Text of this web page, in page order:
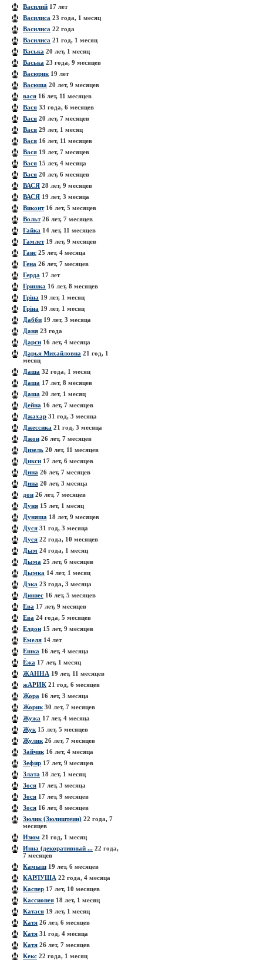
Василий 17 лет
Василиса 23 года, 1 месяц
Василиса 22 года
Василиса 21 год, 1 месяц
Васька 20 лет, 1 месяц
Васька 23 года, 9 месяцев
Васюрик 19 лет
Васюша 20 лет, 9 месяцев
вася 16 лет, 11 месяцев
Вася 33 года, 6 месяцев
Вася 20 лет, 7 месяцев
Вася 29 лет, 1 месяц
Вася 16 лет, 11 месяцев
Вася 19 лет, 7 месяцев
Вася 15 лет, 4 месяца
Вася 20 лет, 6 месяцев
ВАСЯ 28 лет, 9 месяцев
ВАСЯ 19 лет, 3 месяца
Виконт16 лет, 5 месяцев
Вольт26 лет, 7 месяцев
Гайка 14 лет, 11 месяцев
Гамлет19 лет, 9 месяцев
Ганс 25 лет, 4 месяца
Гена 26 лет, 7 месяцев
Герда 17 лет
Гришка 16 лет, 8 месяцев
Гріна 19 лет, 1 месяц
Гріна 19 лет, 1 месяц
Дабби 19 лет, 3 месяца
Даня 23 года
Дарси 16 лет, 4 месяца
Дарья Михайловна 21 год, 1
месяц
Даша 32 года, 1 месяц
Даша 17 лет, 8 месяцев
Даша 20 лет, 1 месяц
Дейна 16 лет, 7 месяцев
Джахар 31 год, 3 месяца
Джессика 21 год, 3 месяца
Джон 26 лет, 7 месяцев
Дизель 20 лет, 11 месяцев
Дикси 17 лет, 6 месяцев
Дина 26 лет, 7 месяцев
Дина 20 лет, 3 месяца
дон 26 лет, 7 месяцев
Дуня 15 лет, 1 месяц
Дуняша 18 лет, 9 месяцев
Дуся 31 год, 3 месяца
Дуся 22 года, 10 месяцев
Дым 24 года, 1 месяц
Дыма 25 лет, 6 месяцев
Дымка 14 лет, 1 месяц
Дэка 23 года, 3 месяца
Дюшес 16 лет, 5 месяцев
Ева 17 лет, 9 месяцев
Ева 24 года, 5 месяцев
Елдон 15 лет, 9 месяцев
Емеля 14 лет
Ешка 16 лет, 4 месяца
Ёжа 17 лет, 1 месяц
ЖАННА 19 лет, 11 месяцев
жАРИК 21 год, 6 месяцев
Жора 16 лет, 3 месяца
Жорик 30 лет, 7 месяцев
Жужа 17 лет, 4 месяца
Жук 15 лет, 5 месяцев
Жулик 26 лет, 7 месяцев
Зайчик 16 лет, 4 месяца
Зефир 17 лет, 9 месяцев
Злата 18 лет, 1 месяц
Зося 17 лет, 3 месяца
Зося 17 лет, 9 месяцев
Зося 16 лет, 8 месяцев
Зюлик (Зюлиштеин) 22 года, 7
месяцев
Изюм 21 год, 1 месяц
Инна (декоративный ... 22 года,
7 месяцев
Камыш 19 лет, 6 месяцев
КАРЛУША 22 года, 4 месяца
Каспер 17 лет, 10 месяцев
Кассиопея 18 лет, 1 месяц
Катася 19 лет, 1 месяц
Катя 26 лет, 6 месяцев
Катя 31 год, 4 месяца
Катя 26 лет, 7 месяцев
Кекс 22 года, 1 месяц